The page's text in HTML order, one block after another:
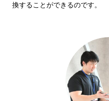
換することができるのです。